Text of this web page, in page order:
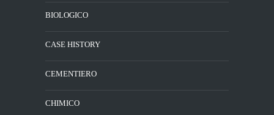
BIOLOGICO
CASE HISTORY
CEMENTIERO
CHIMICO